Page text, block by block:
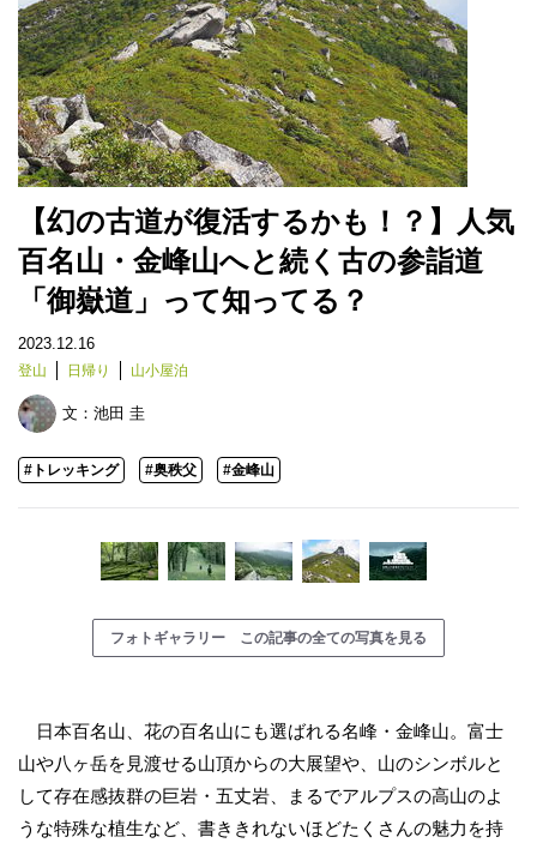
【幻の古道が復活するかも！？】人気
百名山・金峰山へと続く古の参詣道
「御嶽道」って知ってる？
2023.12.16
登山 日帰り 山小屋泊
文： 池田 圭
#トレッキング #奥秩父 #金峰山
フォトギャラリー この記事の全ての写真を見る
日本百名山、花の百名山にも選ばれる名峰・金峰山。富士
山や八ヶ岳を見渡せる山頂からの大展望や、山のシンボルと
して存在感抜群の巨岩・五丈岩、まるでアルプスの高山のよ
うな特殊な植生など、書ききれないほどたくさんの魅力を持